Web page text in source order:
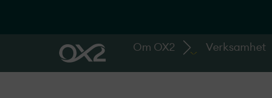
Om OX2 Verksamhet